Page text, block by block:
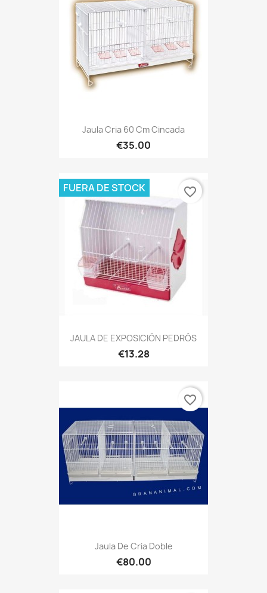
Jaula Cria 60 Cm Cincada
€35.00
JAULA DE EXPOSICIÓN PEDRÓS
€13.28
FUERA DE STOCK favorite_border
Jaula De Cria Doble
€80.00
favorite_border